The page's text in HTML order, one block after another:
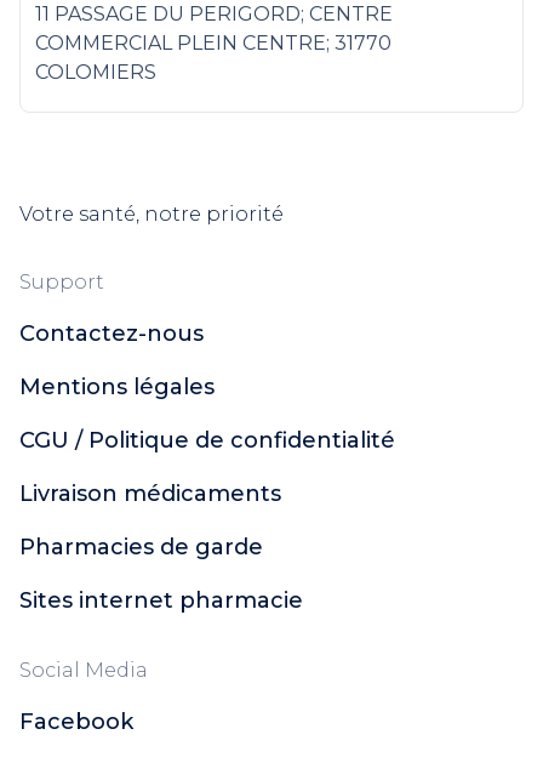
11 PASSAGE DU PERIGORD; CENTRE
COMMERCIAL PLEIN CENTRE; 31770
COLOMIERS
Votre santé, notre priorité
Support
Contactez-nous
Mentions légales
CGU / Politique de confidentialité
Livraison médicaments
Pharmacies de garde
Sites internet pharmacie
Social Media
Facebook